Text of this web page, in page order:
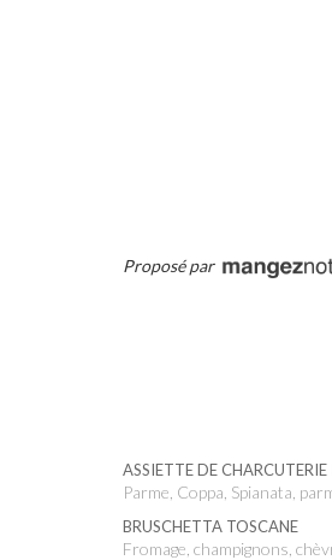
Proposé par
ASSIETTE DE CHARCUTERIE
Parme, Coppa, Spianata,
BRUSCHETTA TOSCANE
Fromage, champignons,